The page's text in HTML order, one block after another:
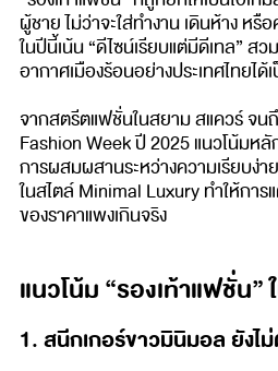
ผู้ชาย ไม่ว่าจะใส่ทำงาน เดินห้าง หรื
ในปีนี้เน้น “ดีไซน์เรียบแต่มีดีเทล” ส
อากาศเมืองร้อนอย่างประเทศไทยได้
จากสตรีตแฟชั่นในสยาม สแควร์ จน
Fashion Week ปี 2025 แนวโน้มห
การผสมผสานระหว่างความเรียบง่
ในสไตล์ Minimal Luxury ทำให้การ
ของราคาแพงเกินจริง
แนวโน้ม “รองเท้าแฟชั่น”
1. สนีกเกอร์ขาวมินิมอล ยังไ